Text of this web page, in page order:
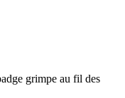
grimpe au fil des